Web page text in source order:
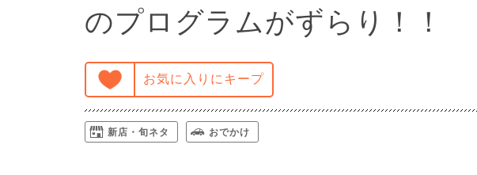
のプログラムがずらり！！
お気に入りにキープ
新店・旬ネタ おでかけ